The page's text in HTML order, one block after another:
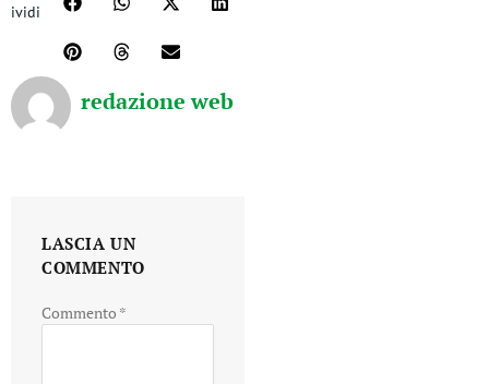
ividi
redazione web
LASCIA UN
COMMENTO
Commento *